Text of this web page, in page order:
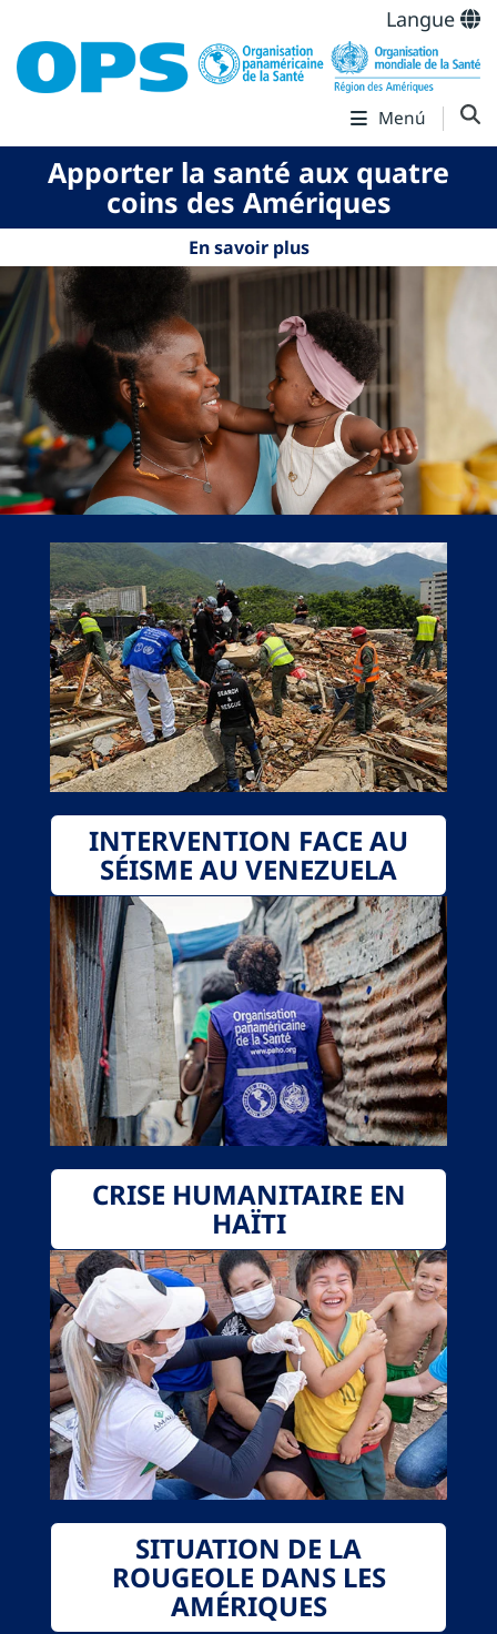
Langue
Menú
Apporter la santé aux quatre
coins des Amériques
En savoir plus
INTERVENTION FACE AU
SÉISME AU VENEZUELA
CRISE HUMANITAIRE EN
HAÏTI
SITUATION DE LA
ROUGEOLE DANS LES
AMÉRIQUES